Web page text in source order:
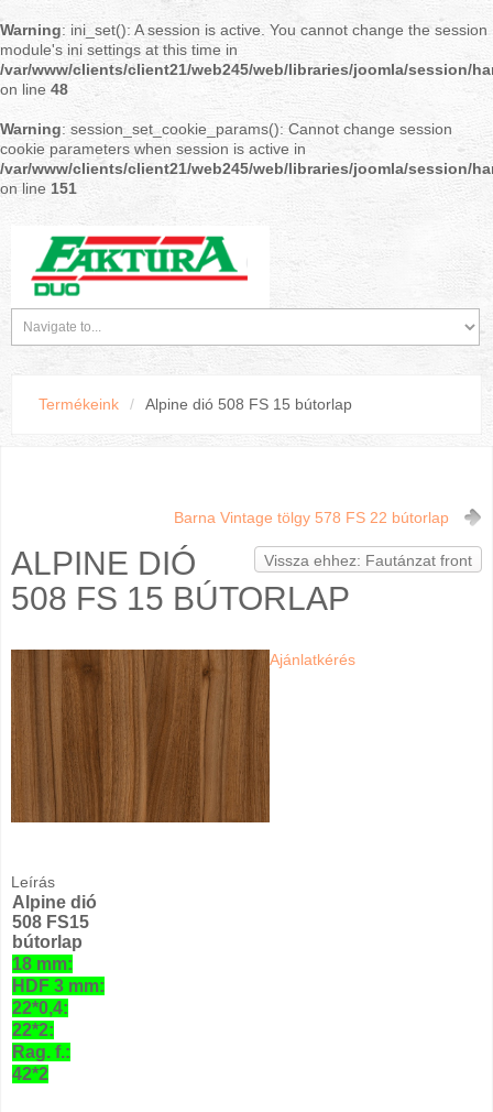
Warning: ini_set(): A session is active. You cannot change the session
module's ini settings at this time in
/var/www/clients/client21/web245/web/libraries/joomla/session/
on line 48
Warning: session_set_cookie_params(): Cannot change session
cookie parameters when session is active in
/var/www/clients/client21/web245/web/libraries/joomla/session/
on line 151
Termékeink / Alpine dió 508 FS 15 bútorlap
Barna Vintage tölgy 578 FS 22 bútorlap
Vissza ehhez: Fautánzat front
ALPINE DIÓ
508 FS 15 BÚTORLAP
Ajánlatkérés
Leírás
Alpine dió
508 FS15
bútorlap
18 mm:
HDF 3 mm:
22*0,4:
22*2:
Rag. f.:
42*2